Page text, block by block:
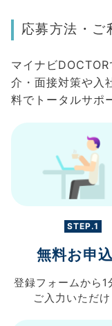
応募方法・ご
マイナビ
介・面接対策や入
料でトータルサポ
STEP.1
無料お申
登録フォームから 1
ご入力 いただ